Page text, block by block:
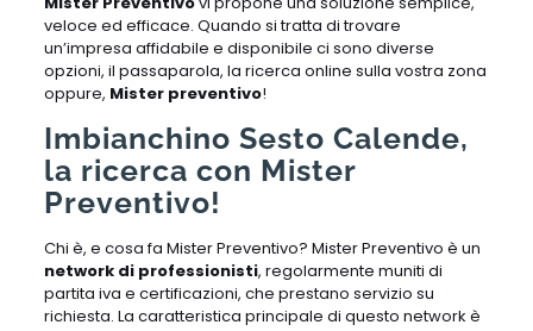
veloce ed efficace. Quando si tratta di trovare
un’impresa affidabile e disponibile ci sono diverse
opzioni, il passaparola, la ricerca online sulla vostra zona
oppure, Mister preventivo!
Imbianchino Sesto Calende,
la ricerca con Mister
Preventivo!
Chi è, e cosa fa Mister Preventivo? Mister Preventivo è un
network di professionisti, regolarmente muniti di
partita iva e certificazioni, che prestano servizio su
richiesta. La caratteristica principale di questo network è